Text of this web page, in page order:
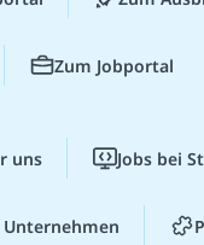
Zum Jobportal
uns Jobs bei